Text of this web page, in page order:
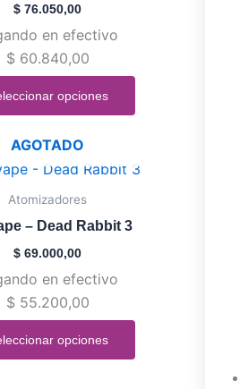
$ 76.050,00
en efectivo
$ 60.840,00
opciones
variantes.
Las
opciones
la
página
de
producto
AGOTADO
Atomizadores
– Dead Rabbit 3
$ 69.000,00
en efectivo
$ 55.200,00
opciones
Este
producto
variantes.
Las
opciones